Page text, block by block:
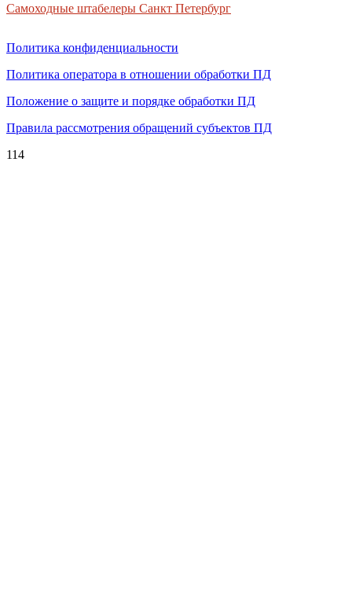
Самоходные штабелеры Санкт Петербург
Политика конфиденциальности
Политика оператора в отношении обработки ПД
Положение о защите и порядке обработки ПД
Правила рассмотрения обращений субъектов ПД
114